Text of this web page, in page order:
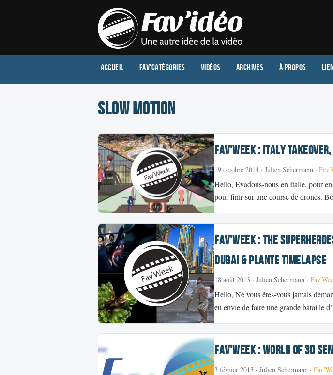
Accueil Fav'Catégories Vidéos Archives À propos
slow motion
Fav'week : Italy Takeover,
19 octobre 2014 · Julien Schermann ·
Hello, Evadons-nous en Italie, pour
pour finir sur une course de drones.
Fav'week : The
Dubai & Plante Timelapse
18 août 2013 · Julien Schermann ·
Hello, Ne vous êtes-vous jamais
eu envie de faire une grande bataille
Fav'Week : World of 3D
3 février 2013 · Julien Schermann ·